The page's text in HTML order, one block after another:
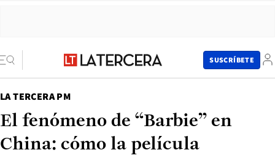
SUSCRÍBETE
LA TERCERA PM
El fenómeno de “Barbie” en
China: cómo la película